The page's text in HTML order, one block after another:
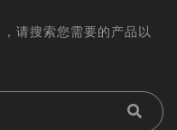
请搜索您需要的产品以